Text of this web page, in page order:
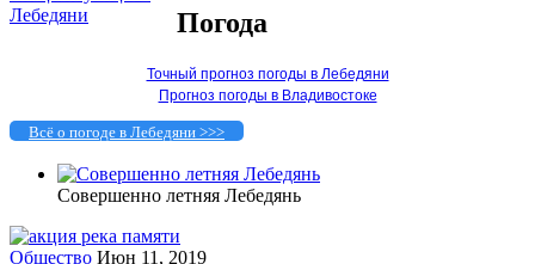
Погода
Точный прогноз погоды в Лебедяни
Прогноз погоды в Владивостоке
Всё о погоде в Лебедяни >>>
Совершенно летняя Лебедянь
Общество Июн 11, 2019